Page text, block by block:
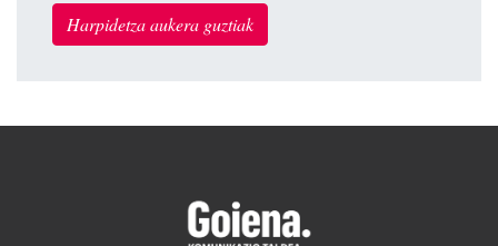
Harpidetza aukera guztiak